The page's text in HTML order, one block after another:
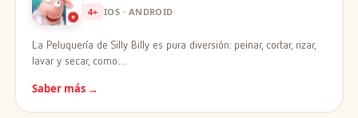
4+ IOS · ANDROID
La Peluquería de Silly Billy es pura diversión: peinar, cortar, rizar,
lavar y secar, como…
Saber más →